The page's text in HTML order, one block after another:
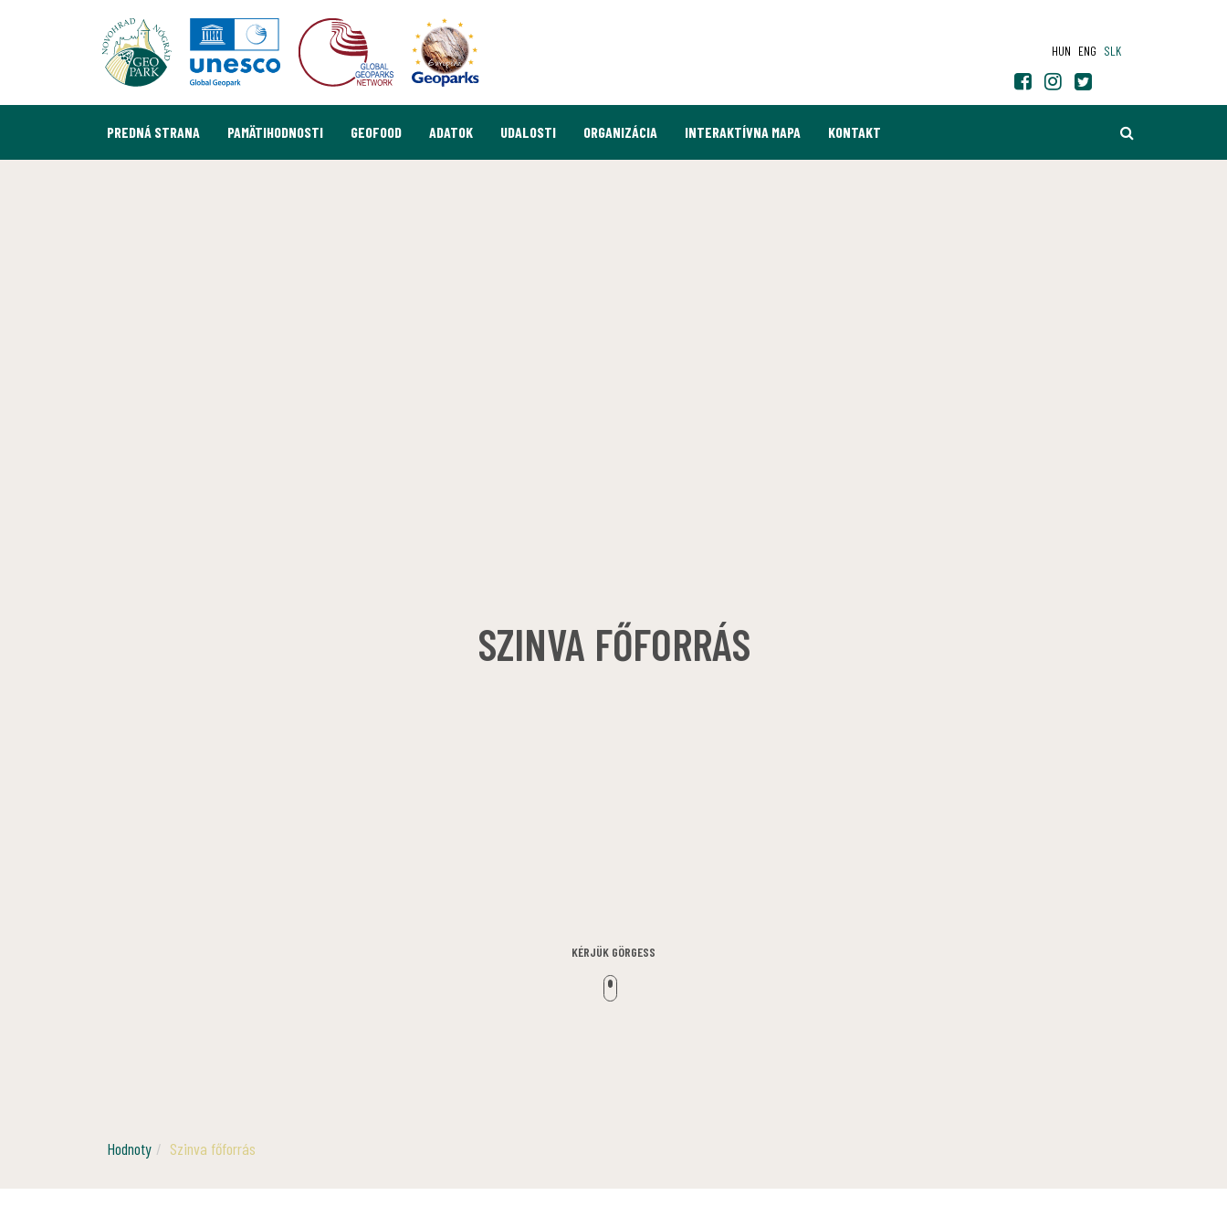
HUN ENG SLK
PREDNÁ STRANA PAMÄTIHODNOSTI GEOFOOD ADATOK UDALOSTI ORGANIZÁCIA INTERAKTÍVNA MAPA KONTAKT
SZINVA FŐFORRÁS
KÉRJÜK GÖRGESS
Hodnoty Szinva főforrás